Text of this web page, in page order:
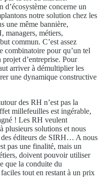
concerne un
notre solution chez les
une même bannière,
managers, métiers,
commun. C’est assez
combinatoire pour qu’un tel
d’entreprise. Pour
arriver à démultiplier les
une dynamique constructive
des RH n’est pas la
millefeuilles est ingérable,
! Les RH veulent
plusieurs solutions et nous
des éditeurs de SIRH… A nous
pas une finalité, mais un
doivent pouvoir utiliser
que la conduite du
tout en restant à un prix